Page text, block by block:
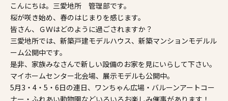
販売物件
イベント情報
展示場・モデルハウス
こんにちは。三愛地所 管理部です。
桜が咲き始め、春のはじまりを感じます。
皆さん、ＧＷはどのように過ごされますか？
三愛地所では、新築戸建モデルハウス、新築マンションモデルル
ーム公開中です。
是非、家族みなさんで新しい設備のお家を見にいらして下さい。
マイホームセンター北会場、展示モデルも公開中。
5月3・4・5・6日の連日、ワンちゃん広場・バルーンアートコー
ナー・ふれあい動物園などいろいろお楽しみ催事があります！